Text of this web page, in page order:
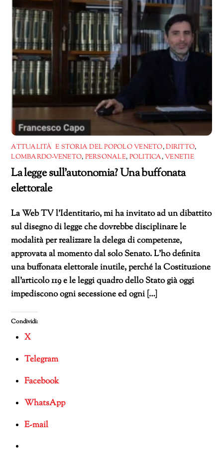
ATTUALITÀ E STORIA DEL POPOLO VENETO,DIRITTO,
LOMBARDO-VENETO, PERSONALE, POLITICA,VENETIE
La legge sull’autonomia? Una buffonata
elettorale
La Web TV l’Identitario, mi ha invitato ad un dibattito
sul disegno di legge che dovrebbe disciplinare le
modalità per realizzare la delega di competenze,
approvata al momento dal solo Senato. L’ho definita
una buffonata elettorale inutile, perché la Costituzione
all’articolo 119 e le leggi quadro dello Stato già oggi
impediscono ogni secessione ed ogni […]
Condividi:
X
Telegram
Facebook
WhatsApp
E-mail